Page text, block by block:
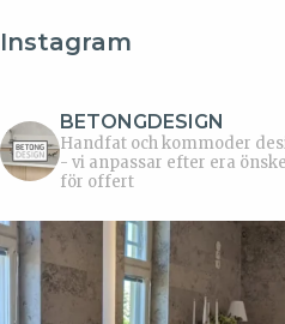
Instagram
BETONGDESIGN
Handfat och kommoder
- vi anpassar efter era
för offert